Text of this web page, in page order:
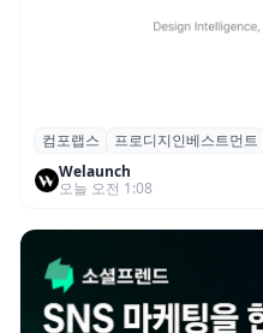
컴포랩스, 프로디지
드 투자 유치
컴포랩스 프로디지인베스트먼트
Welaunch
오늘 오전 1:08